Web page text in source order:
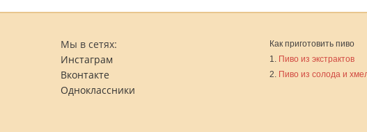
Мы в сетях:
Инстаграм
Вконтакте
Одноклассники
Как приготовить пиво
1. Пиво из экстрактов
2. Пиво из солода и